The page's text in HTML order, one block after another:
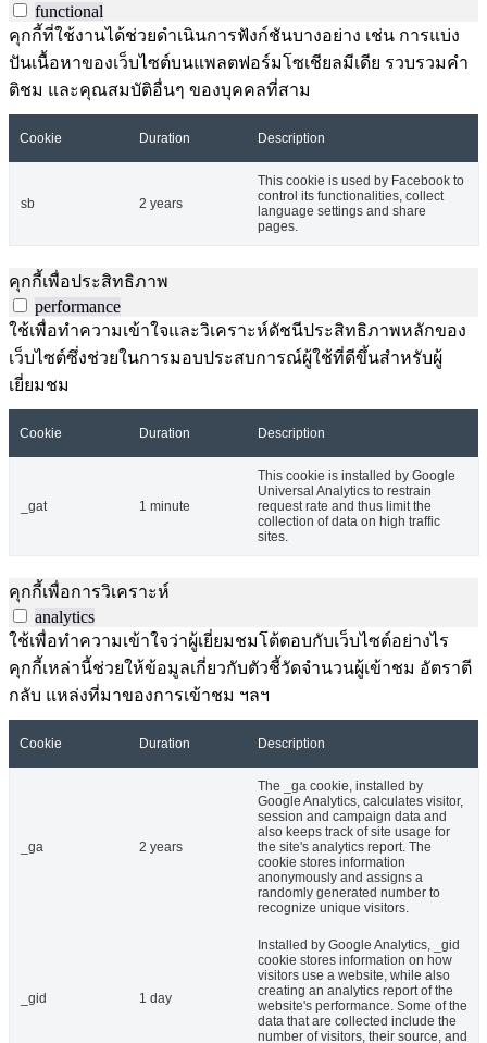
functional
คุกกี้ที่ใช้งานได้ช่วยดำเนินการฟังก์ชันบางอย่าง เช่น การแบ่ง
ปันเนื้อหาของเว็บไซต์บนแพลตฟอร์มโซเชียลมีเดีย รวบรวมคำ
ติชม และคุณสมบัติอื่นๆ ของบุคคลที่สาม
Cookie Duration Description
sb 2 years
This cookie is used by Facebook to
control its functionalities, collect
language settings and share
pages.
คุกกี้เพื่อประสิทธิภาพ
performance
ใช้เพื่อทำความเข้าใจและวิเคราะห์ดัชนีประสิทธิภาพหลักของ
เว็บไซต์ซึ่งช่วยในการมอบประสบการณ์ผู้ใช้ที่ดีขึ้นสำหรับผู้
เยี่ยมชม
Cookie Duration Description
_gat 1 minute
This cookie is installed by Google
Universal Analytics to restrain
request rate and thus limit the
collection of data on high traffic
sites.
คุกกี้เพื่อการวิเคราะห์
analytics
ใช้เพื่อทำความเข้าใจว่าผู้เยี่ยมชมโต้ตอบกับเว็บไซต์อย่างไร
คุกกี้เหล่านี้ช่วยให้ข้อมูลเกี่ยวกับตัวชี้วัดจำนวนผู้เข้าชม อัตราตี
กลับ แหล่งที่มาของการเข้าชม ฯลฯ
Cookie Duration Description
_ga 2 years
The _ga cookie, installed by
Google Analytics, calculates visitor,
session and campaign data and
also keeps track of site usage for
the site's analytics report. The
cookie stores information
anonymously and assigns a
randomly generated number to
recognize unique visitors.
_gid 1 day
Installed by Google Analytics, _gid
cookie stores information on how
visitors use a website, while also
creating an analytics report of the
website's performance. Some of the
data that are collected include the
number of visitors, their source, and